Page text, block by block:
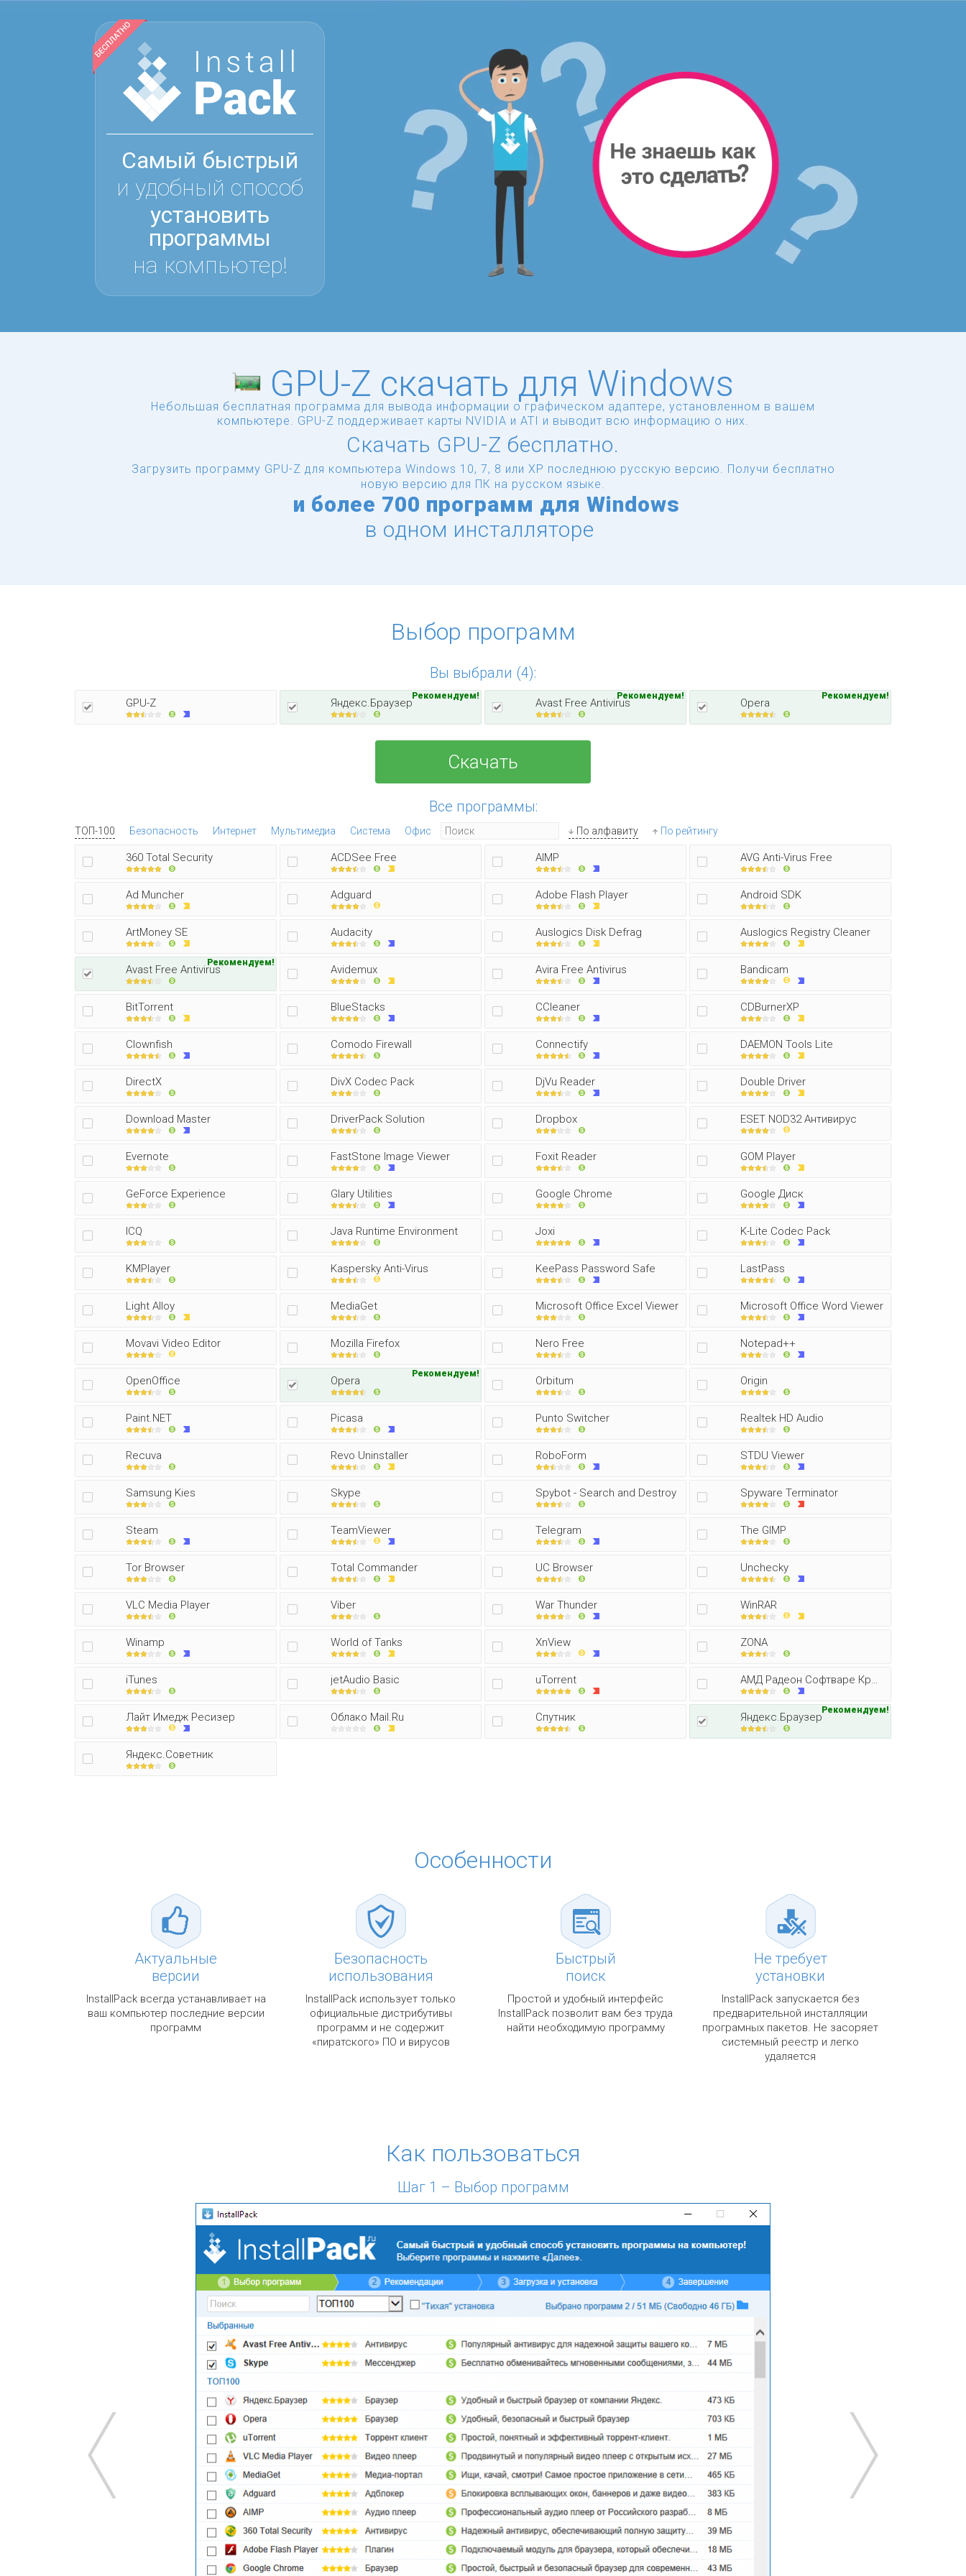
Самый быстрый
и удобный способ
установить
программы
на компьютер!
GPU-Z скачать для Windows
Небольшая бесплатная программа для вывода информации о графическом адаптере, установленном в вашем
компьютере. GPU-Z поддерживает карты NVIDIA и ATI и выводит всю информацию о них.
Скачать GPU-Z бесплатно.
Загрузить программу GPU-Z для компьютера Windows 10, 7, 8 или XP последнюю русскую версию. Получи бесплатно
новую версию для ПК на русском языке.
и более 700 программ для Windows
в одном инсталляторе
Выбор программ
Вы выбрали (4):
GPU-Z Яндекс.Браузер
Рекомендуем!
Avast Free Antivirus
Рекомендуем!
Opera
Рекомендуем!
Скачать
Все программы:
ТОП-100 Безопасность Интернет Мультимедиа Система Офис По алфавиту По рейтингу
360 Total Security ACDSee Free AIMP AVG Anti-Virus Free
Ad Muncher Adguard Adobe Flash Player Android SDK
ArtMoney SE Audacity Auslogics Disk Defrag Auslogics Registry Cleaner
Avast Free Antivirus
Рекомендуем!
Avidemux Avira Free Antivirus Bandicam
BitTorrent BlueStacks CCleaner CDBurnerXP
Clownfish Comodo Firewall Connectify DAEMON Tools Lite
DirectX DivX Codec Pack DjVu Reader Double Driver
Download Master DriverPack Solution Dropbox ESET NOD32 Антивирус
Evernote FastStone Image Viewer Foxit Reader GOM Player
GeForce Experience Glary Utilities Google Chrome Google Диск
ICQ Java Runtime Environment Joxi K-Lite Codec Pack
KMPlayer Kaspersky Anti-Virus KeePass Password Safe LastPass
Light Alloy MediaGet Microsoft Office Excel Viewer Microsoft Office Word Viewer
Movavi Video Editor Mozilla Firefox Nero Free Notepad++
OpenOffice Opera
Рекомендуем!
Orbitum Origin
Paint.NET Picasa Punto Switcher Realtek HD Audio
Recuva Revo Uninstaller RoboForm STDU Viewer
Samsung Kies Skype Spybot - Search and Destroy Spyware Terminator
Steam TeamViewer Telegram The GIMP
Tor Browser Total Commander UC Browser Unchecky
VLC Media Player Viber War Thunder WinRAR
Winamp World of Tanks XnView ZONA
iTunes jetAudio Basic uTorrent АМД Радеон Софтваре Кримсон Едитор
Лайт Имедж Ресизер Облако Mail.Ru Спутник Яндекс.Браузер
Рекомендуем!
Яндекс.Советник
Особенности
Актуальные
версии
InstallPack всегда устанавливает на
ваш компьютер последние версии
программ
Безопасность
использования
InstallPack использует только
официальные дистрибутивы
программ и не содержит
«пиратского» ПО и вирусов
Быстрый
поиск
Простой и удобный интерфейс
InstallPack позволит вам без труда
найти необходимую программу
Не требует
установки
InstallPack запускается без
предварительной инсталляции
програмных пакетов. Не засоряет
системный реестр и легко
удаляется
Как пользоваться
Шаг 1 – Выбор программ